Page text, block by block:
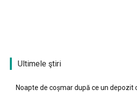
Ultimele ştiri
Noapte de coșmar după ce un